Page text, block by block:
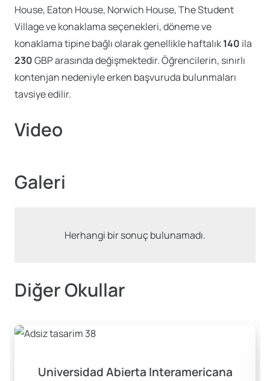
House, Eaton House, Norwich House, The Student
Village ve konaklama seçenekleri, döneme ve
konaklama tipine bağlı olarak genellikle haftalık140 ila
230GBP arasında değişmektedir. Öğrencilerin, sınırlı
kontenjan nedeniyle erken başvuruda bulunmaları
tavsiye edilir.
Video
Galeri
Herhangi bir sonuç bulunamadı.
Diğer Okullar
Universidad Abierta Interamericana